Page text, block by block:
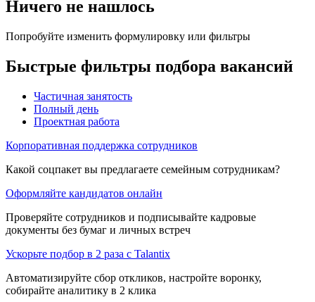
Ничего не нашлось
Попробуйте изменить формулировку или фильтры
Быстрые фильтры подбора вакансий
Частичная занятость
Полный день
Проектная работа
Корпоративная поддержка сотрудников
Какой соцпакет вы предлагаете семейным сотрудникам?
Оформляйте кандидатов онлайн
Проверяйте сотрудников и подписывайте кадровые
документы без бумаг и личных встреч
Ускорьте подбор в 2 раза с Talantix
Автоматизируйте сбор откликов, настройте воронку,
собирайте аналитику в 2 клика